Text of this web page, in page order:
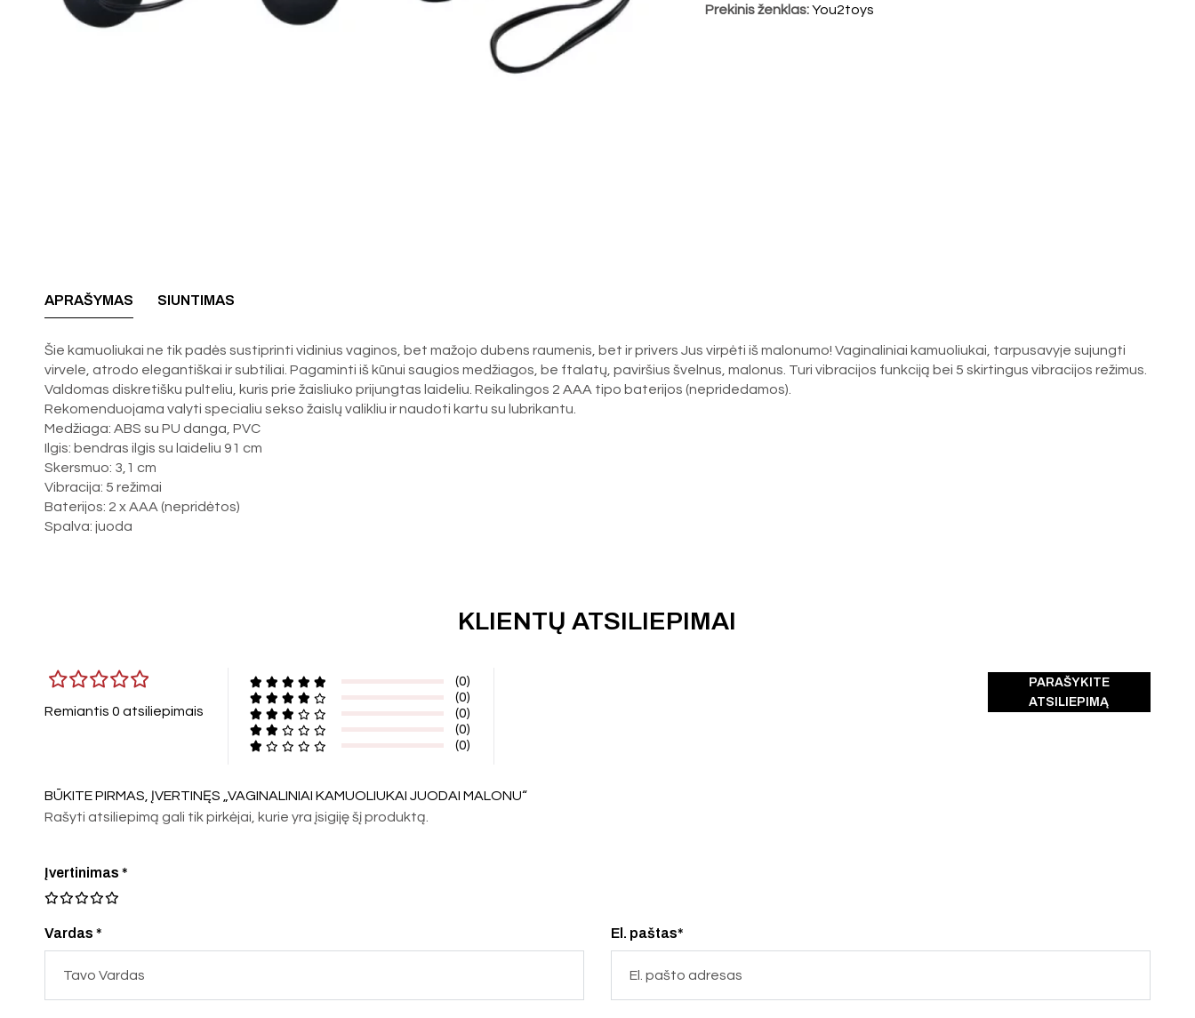
Prekinis ženklas:You2toys
APRAŠYMAS SIUNTIMAS
Šie kamuoliukai ne tik padės sustiprinti vidinius vaginos, bet mažojo dubens raumenis, bet ir privers Jus virpėti iš malonumo! Vaginaliniai kamuoliukai, tarpusavyje sujungti
virvele, atrodo elegantiškai ir subtiliai. Pagaminti iš kūnui saugios medžiagos, be ftalatų, paviršius švelnus, malonus. Turi vibracijos funkciją bei 5 skirtingus vibracijos režimus.
Valdomas diskretišku pulteliu, kuris prie žaisliuko prijungtas laideliu. Reikalingos 2 AAA tipo baterijos (nepridedamos).
Rekomenduojama valyti specialiu sekso žaislų valikliu ir naudoti kartu su lubrikantu.
Medžiaga: ABS su PU danga, PVC
Ilgis: bendras ilgis su laideliu 91 cm
Skersmuo: 3,1 cm
Vibracija: 5 režimai
Baterijos: 2 x AAA (nepridėtos)
Spalva: juoda
KLIENTŲ ATSILIEPIMAI
Remiantis 0 atsiliepimais
(0)
(0)
(0)
(0)
(0)
PARAŠYKITE
ATSILIEPIMĄ
BŪKITE PIRMAS, ĮVERTINĘS „VAGINALINIAI KAMUOLIUKAI JUODAI MALONU“
Rašyti atsiliepimą gali tik pirkėjai, kurie yra įsigiję šį produktą.
Vardas * El. paštas*
Įvertinimas*